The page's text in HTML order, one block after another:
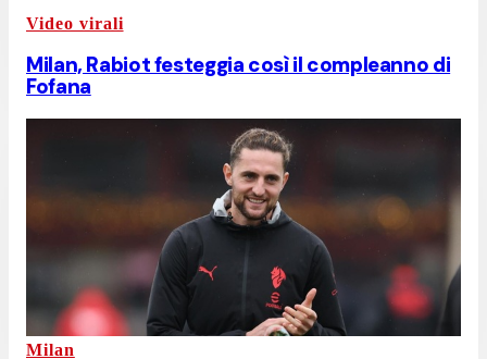
Video virali
Milan, Rabiot festeggia così il compleanno di
Fofana
Milan